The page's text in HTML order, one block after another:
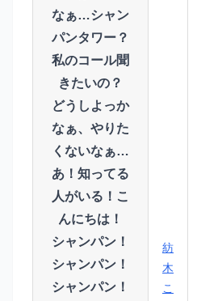
なぁ…シャン
パンタワー？
私のコール聞
きたいの？
どうしよっか
なぁ、やりた
くないなぁ…
あ！知ってる
人がいる！こ
んにちは！
シャンパン！
シャンパン！
シャンパン！
紡
木
こ